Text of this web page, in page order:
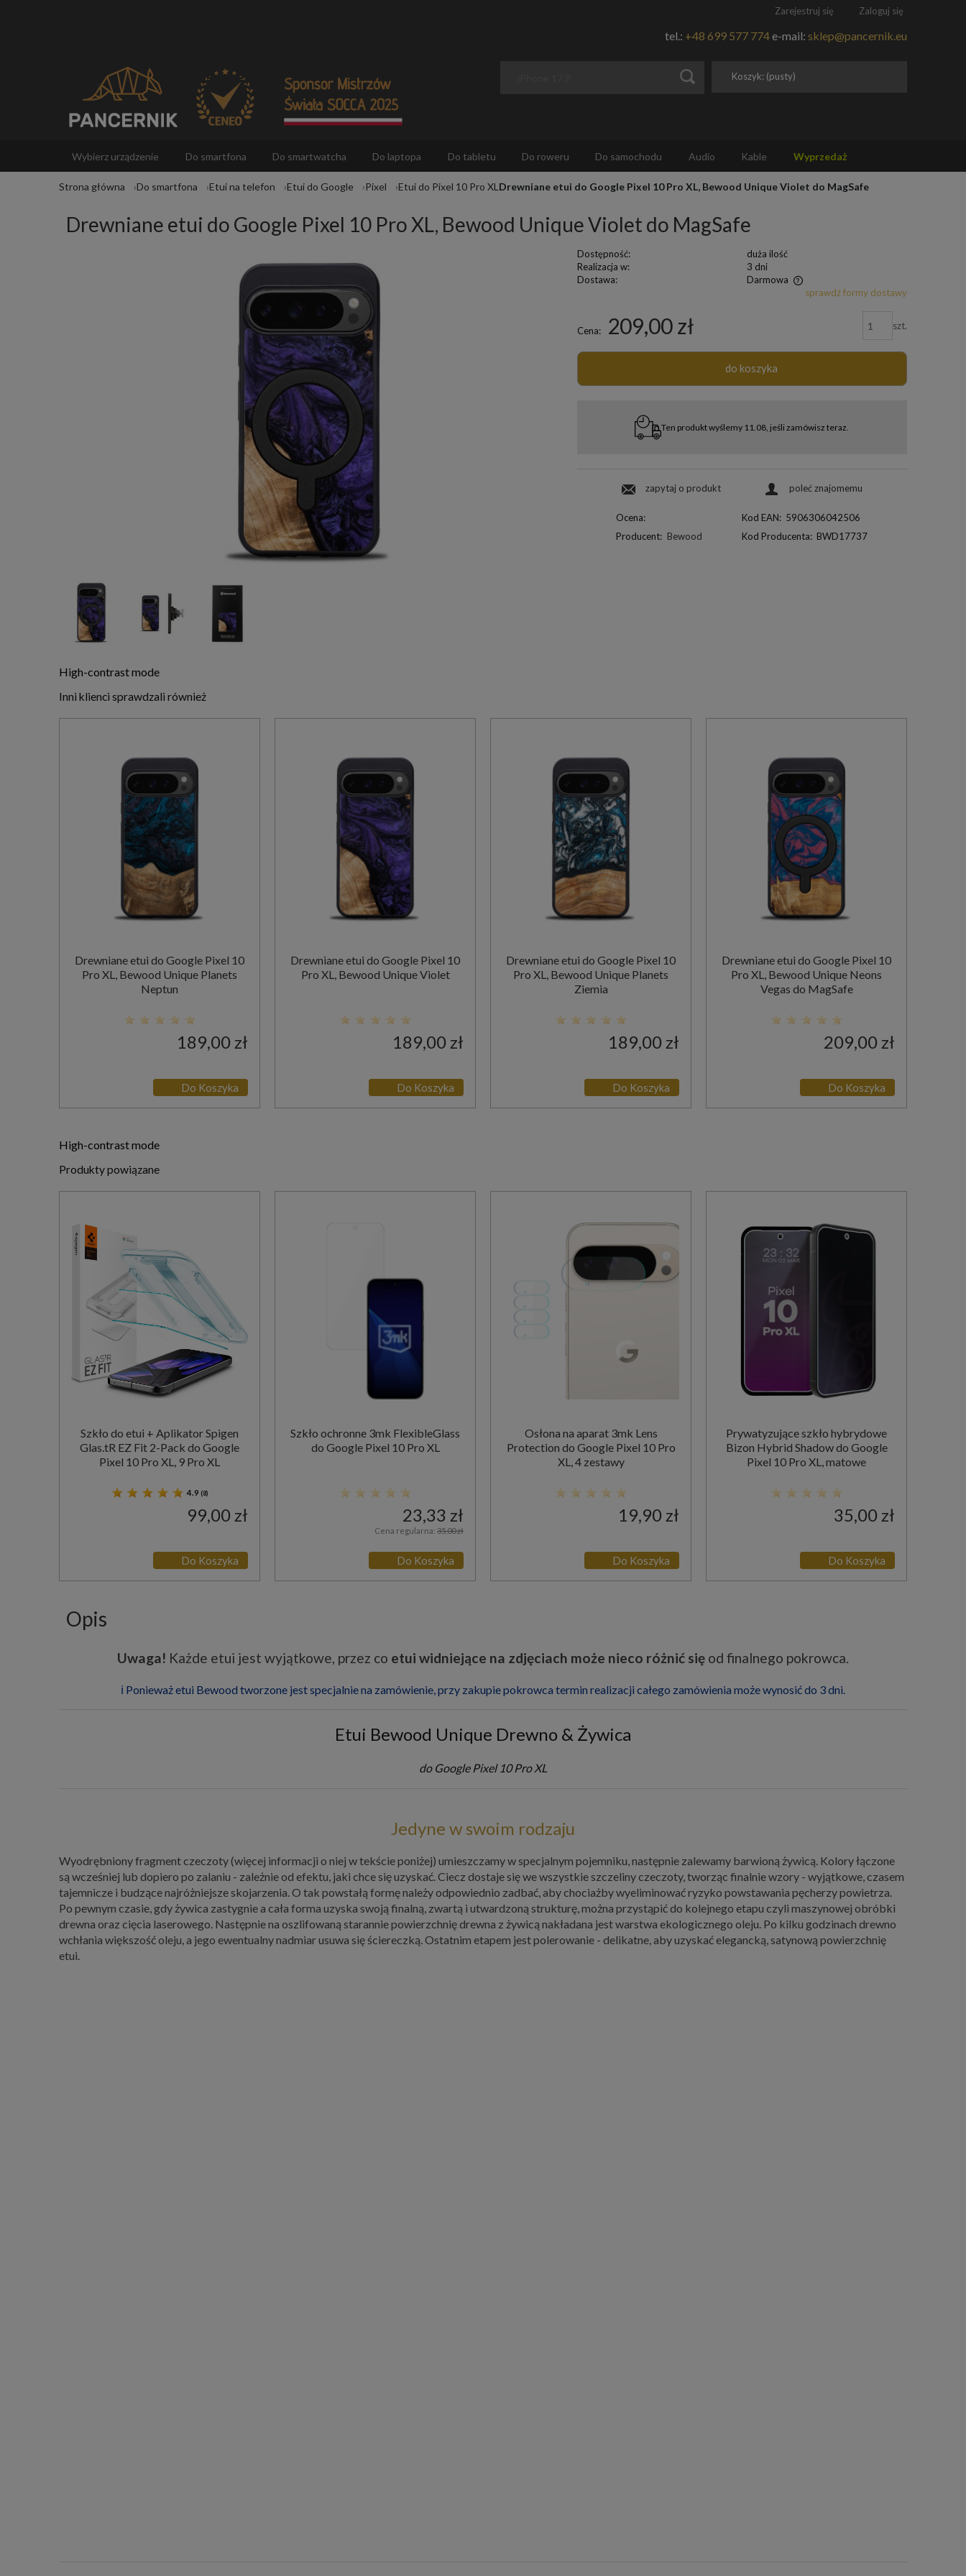
Zarejestruj się Zaloguj się
tel.: +48 699 577 774e-mail: sklep@pancernik.eu
Koszyk: (pusty)
Wybierz urządzenie Do smartfona Do smartwatcha Do laptopa Do tabletu Do roweru Do samochodu Audio Kable Wyprzedaż
Akcesoria
Strona główna Do smartfona Etui na telefon Etui do Google Pixel Etui do Pixel 10 Pro XL Drewniane etui do Google Pixel 10 Pro XL, Bewood Unique Violet do MagSafe
Drewniane etui do Google Pixel 10 Pro XL, Bewood Unique Violet do MagSafe
Dostępność:
duża ilość
Realizacja w:
3 dni
Dostawa:
Darmowa
sprawdź formy dostawy
Cena: 209,00 zł szt.
do koszyka
Ten produkt wyślemy 11.08, jeśli zamówisz teraz.
zapytaj o produkt poleć znajomemu
Ocena:
Producent: Bewood
Kod EAN: 5906306042506
Kod Producenta: BWD17737
High-contrast mode
Inni klienci sprawdzali również
Drewniane etui do Google Pixel 10
Pro XL, Bewood Unique Planets
Neptun
189,00 zł
Do Koszyka
Drewniane etui do Google Pixel 10
Pro XL, Bewood Unique Violet
189,00 zł
Do Koszyka
Drewniane etui do Google Pixel 10
Pro XL, Bewood Unique Planets
Ziemia
189,00 zł
Do Koszyka
Drewniane etui do Google Pixel 10
Pro XL, Bewood Unique Neons
Vegas do MagSafe
209,00 zł
Do Koszyka
High-contrast mode
Produkty powiązane
Szkło do etui + Aplikator Spigen
Glas.tR EZ Fit 2-Pack do Google
Pixel 10 Pro XL, 9 Pro XL
4.9 (8)
99,00 zł
Do Koszyka
Szkło ochronne 3mk FlexibleGlass
do Google Pixel 10 Pro XL
23,33 zł
Cena regularna: 35,00 zł
Do Koszyka
Osłona na aparat 3mk Lens
Protection do Google Pixel 10 Pro
XL, 4 zestawy
19,90 zł
Do Koszyka
Prywatyzujące szkło hybrydowe
Bizon Hybrid Shadow do Google
Pixel 10 Pro XL, matowe
35,00 zł
Do Koszyka
Opis
Uwaga! Każde etui jest wyjątkowe, przez co etui widniejące na zdjęciach może nieco różnić się od finalnego pokrowca.
ℹ️ Ponieważ etui Bewood tworzone jest specjalnie na zamówienie, przy zakupie pokrowca termin realizacji całego zamówienia może wynosić do 3 dni.
Etui Bewood Unique Drewno & Żywica
do Google Pixel 10 Pro XL
Jedyne w swoim rodzaju
Wyodrębniony fragment czeczoty (więcej informacji o niej w tekście poniżej) umieszczamy w specjalnym pojemniku, następnie zalewamy barwioną żywicą. Kolory łączone
są wcześniej lub dopiero po zalaniu - zależnie od efektu, jaki chce się uzyskać. Ciecz dostaje się we wszystkie szczeliny czeczoty, tworząc finalnie wzory - wyjątkowe, czasem
tajemnicze i budzące najróżniejsze skojarzenia. O tak powstałą formę należy odpowiednio zadbać, aby chociażby wyeliminować ryzyko powstawania pęcherzy powietrza.
Po pewnym czasie, gdy żywica zastygnie a cała forma uzyska swoją finalną, zwartą i utwardzoną strukturę, można przystąpić do kolejnego etapu czyli maszynowej obróbki
drewna oraz cięcia laserowego. Następnie na oszlifowaną starannie powierzchnię drewna z żywicą nakładana jest warstwa ekologicznego oleju. Po kilku godzinach drewno
wchłania większość oleju, a jego ewentualny nadmiar usuwa się ściereczką. Ostatnim etapem jest polerowanie - delikatne, aby uzyskać elegancką, satynową powierzchnię
etui.